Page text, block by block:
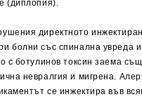
(диплопия).
директното
болни със спинална увреда
с ботулинов токсин заема
невралгия и мигрена.
се инжектира във